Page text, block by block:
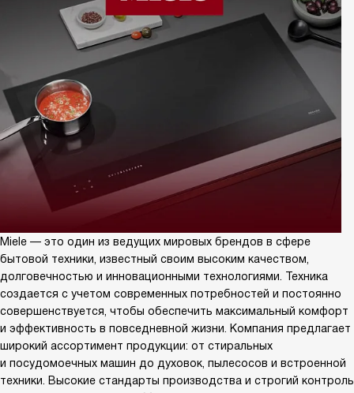
Miele — это один из ведущих мировых брендов в сфере
бытовой техники, известный своим высоким качеством,
долговечностью и инновационными технологиями. Техника
создается с учетом современных потребностей и постоянно
совершенствуется, чтобы обеспечить максимальный комфорт
и эффективность в повседневной жизни. Компания предлагает
широкий ассортимент продукции: от стиральных
и посудомоечных машин до духовок, пылесосов и встроенной
техники. Высокие стандарты производства и строгий контроль